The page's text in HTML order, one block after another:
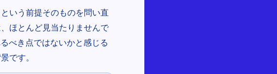
いう前提そのものを問い直
ほとんど見当たりませんで
べき点ではないかと感じる
です。